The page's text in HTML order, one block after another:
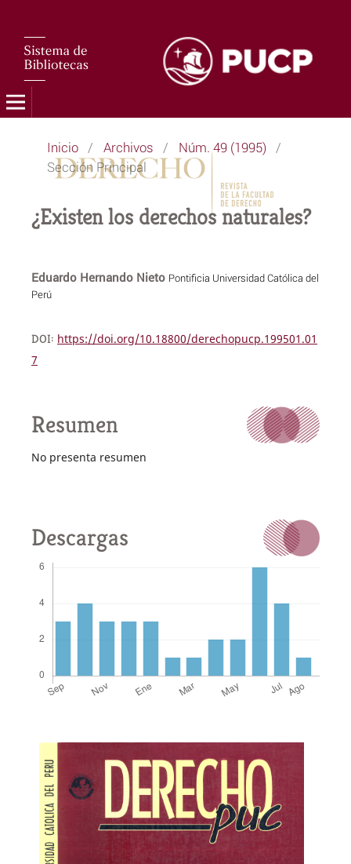
Inicio / Archivos / Núm. 49 (1995) /
Sección Principal
¿Existen los derechos naturales?
Eduardo Hernando Nieto Pontificia Universidad Católica del
Perú
DOI: https://doi.org/10.18800/derechopucp.199501.01
7
Resumen
No presenta resumen
Descargas